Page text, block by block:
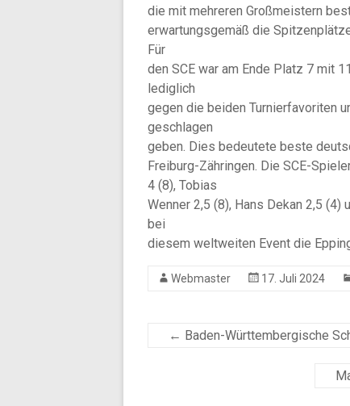
die mit mehreren Großmeistern
erwartungsgemäß die
Für
den SCE war am Ende Platz 7 mit
lediglich
gegen die beiden Turnierfavoriten
geschlagen
geben. Dies bedeutete beste
Freiburg-Zähringen. Die SCE-
4 (8), Tobias
Wenner 2,5 (8), Hans Dekan 2,5
bei
diesem weltweiten Event die
Webmaster 17. Juli 2024
← Baden-Württembergische